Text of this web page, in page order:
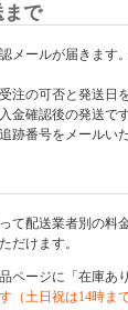
まで
メールが届きます
注の可否と発送日
金確認後の発送です
跡番号をメールい
て配送業者別の料
だけます。
ページに「在庫あ
（土日祝は14時まで